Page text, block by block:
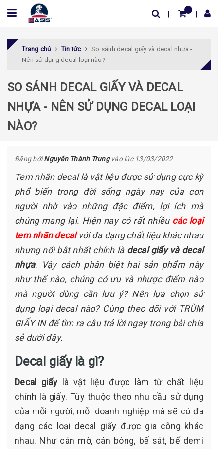
Trang chủ Tin tức
So sánh decal giấy và decal nhựa -
Nên sử dụng decal loại nào?
SO SÁNH DECAL GIẤY VÀ DECAL
NHỰA - NÊN SỬ DỤNG DECAL LOẠI
NÀO?
Đăng bởiNguyễn Thành Trungvào lúc 13/03/2022
Tem nhãn decal là vật liệu được sử dụng cực kỳ
phổ biến trong đời sống ngày nay của con
người nhờ vào những đặc điểm, lợi ích mà
chúng mang lại. Hiện nay có rất nhiều các loại
tem nhãn decalvới đa dạng chất liệu khác nhau
nhưng nổi bật nhất chính là decal giấy và decal
nhựa. Vậy cách phân biệt hai sản phẩm này
như thế nào, chúng có ưu và nhược điểm nào
mà người dùng cần lưu ý? Nên lựa chọn sử
dụng loại decal nào? Cùng theo dõi với TRÙM
GIẤY IN để tìm ra câu trả lời ngay trong bài chia
sẻ dưới đây.
Decal giấy là gì?
Decal giấy là vật liệu được làm từ chất liệu
chính là giấy. Tùy thuộc theo nhu cầu sử dụng
của mỗi người, mỗi doanh nghiệp mà sẽ có đa
dạng các loại decal giấy được gia công khác
nhau. Như cán mờ, cán bóng, bế sát, bế demi